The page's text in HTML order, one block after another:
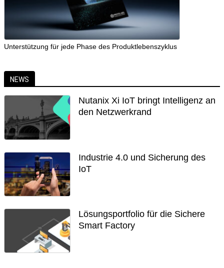
Unterstützung für jede Phase des Produktlebenszyklus
NEWS
Nutanix Xi IoT bringt Intelligenz an
den Netzwerkrand
Industrie 4.0 und Sicherung des
IoT
Lösungsportfolio für die Sichere
Smart Factory